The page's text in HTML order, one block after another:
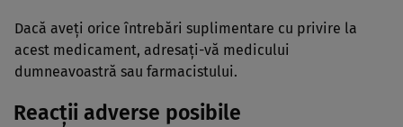
Dacă aveţi orice întrebări suplimentare cu privire la
acest medicament, adresaţi-vă medicului
dumneavoastră sau farmacistului.
Reacţii adverse posibile